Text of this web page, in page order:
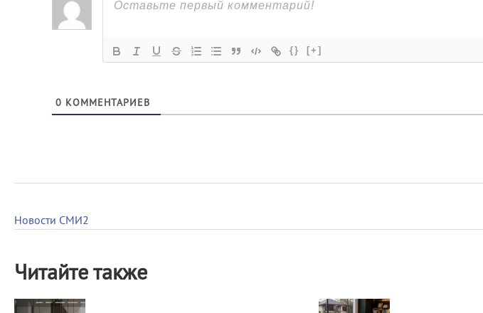
{} [+]
0 КОММЕНТАРИЕВ
Новости СМИ2
Читайте также